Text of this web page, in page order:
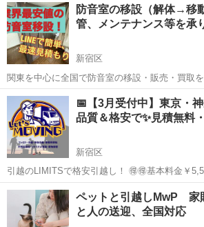
い。 お値段につきましては、作業内容にもよりますが、5,000円～と
なります。 物量が多い際は...
防音室の移設（解体→移
管、メンテナンス等を承
新宿区
関東を中心に全国で防音室の移設・販売・買取を
ニット式防音室専門、(株)東京サウンドボック
東京 新宿区 引っ越し 買取
📅【3月受付中】東京・
品質＆格安で✨見積無料
新宿区
引越のLIMITSで格安引越し！ 🉐🉐基本料金￥5,500～🉐🉐
で万が一の保障もバッチリ！ 安心の法人でしっ
に！ ✅見積もりはこちらから！(無料)✅ TEL☎️
東京 新宿区 引っ越し
ペットと引越しMwP 家
と人の送迎、全国対応